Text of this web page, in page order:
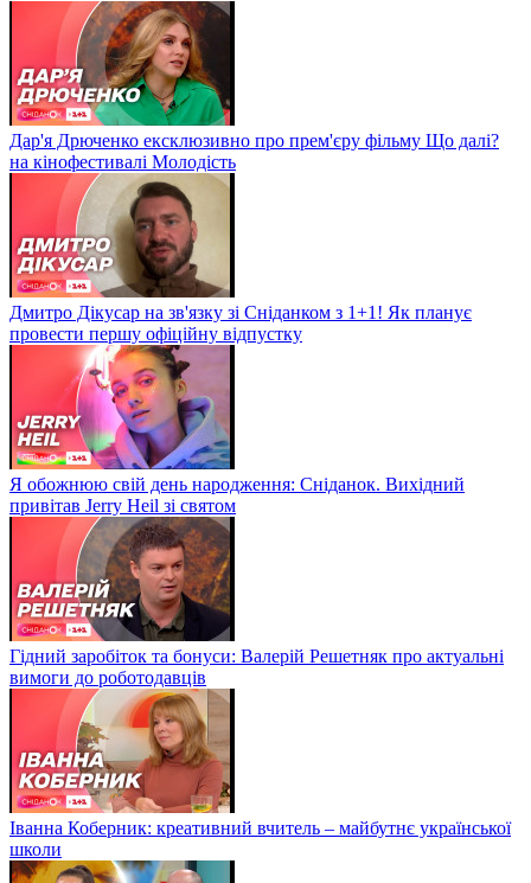
Дар'я Дрюченко ексклюзивно про прем'єру фільму Що далі?
на кінофестивалі Молодість
Дмитро Дікусар на зв'язку зі Сніданком з 1+1! Як планує
провести першу офіційну відпустку
Я обожнюю свій день народження: Сніданок. Вихідний
привітав Jerry Heil зі святом
Гідний заробіток та бонуси: Валерій Решетняк про актуальні
вимоги до роботодавців
Іванна Коберник: креативний вчитель – майбутнє української
школи